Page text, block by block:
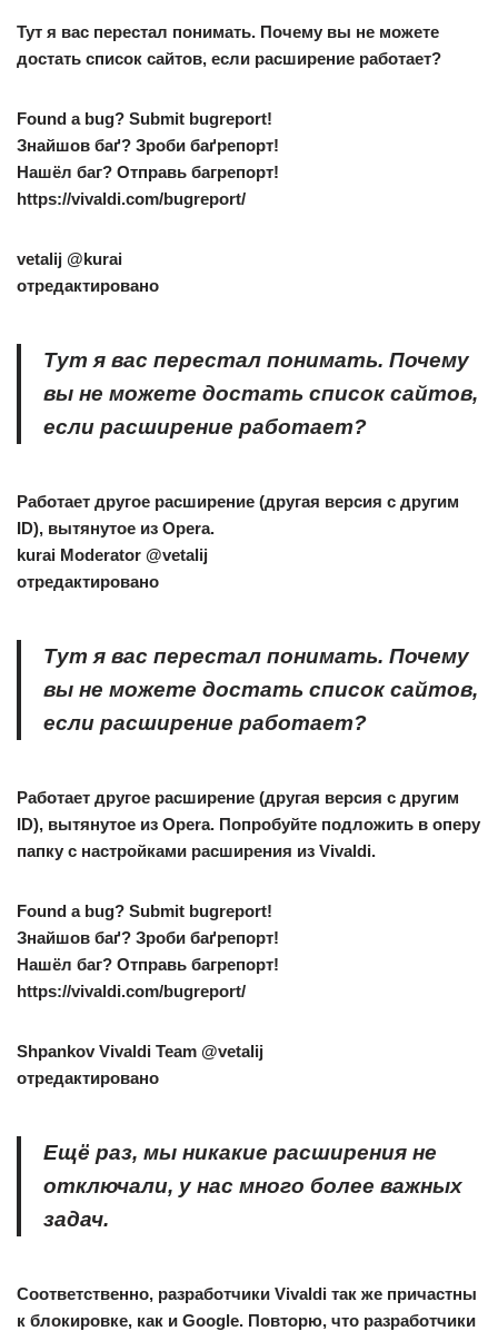
Тут я вас перестал понимать. Почему вы не можете
достать список сайтов, если расширение работает?
Found a bug? Submit bugreport!
Знайшов баґ? Зроби баґрепорт!
Нашёл баг? Отправь багрепорт!
https://vivaldi.com/bugreport/
vetalij @kurai
отредактировано
Тут я вас перестал понимать. Почему
вы не можете достать список сайтов,
если расширение работает?
Работает другое расширение (другая версия с другим
ID), вытянутое из Opera.
kurai Moderator @vetalij
отредактировано
Тут я вас перестал понимать. Почему
вы не можете достать список сайтов,
если расширение работает?
Работает другое расширение (другая версия с другим
ID), вытянутое из Opera. Попробуйте подложить в оперу
папку с настройками расширения из Vivaldi.
Found a bug? Submit bugreport!
Знайшов баґ? Зроби баґрепорт!
Нашёл баг? Отправь багрепорт!
https://vivaldi.com/bugreport/
Shpankov Vivaldi Team @vetalij
отредактировано
Ещё раз, мы никакие расширения не
отключали, у нас много более важных
задач.
Соответственно, разработчики Vivaldi так же причастны
к блокировке, как и Google. Повторю, что разработчики